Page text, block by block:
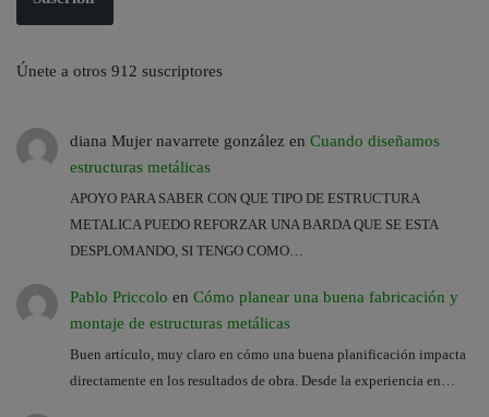
Únete a otros 912 suscriptores
diana Mujer navarrete gonzález en Cuando diseñamos
estructuras metálicas
APOYO PARA SABER CON QUE TIPO DE ESTRUCTURA
METALICA PUEDO REFORZAR UNA BARDA QUE SE ESTA
DESPLOMANDO, SI TENGO COMO…
Pablo Priccolo en Cómo planear una buena fabricación y
montaje de estructuras metálicas
Buen artículo, muy claro en cómo una buena planificación impacta
directamente en los resultados de obra. Desde la experiencia en…